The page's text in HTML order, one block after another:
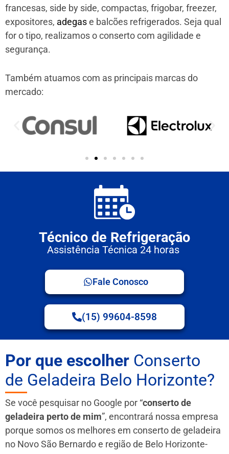
francesas, side by side, compactas, frigobar, freezer,
expositores, adegase balcões refrigerados. Seja qual
for o tipo, realizamos o conserto com agilidade e
segurança.
Também atuamos com as principais marcas do
mercado:
Técnico de Refrigeração
Assistência Técnica 24 horas
Fale Conosco
(15) 99604-8598
Por que escolher Conserto
de Geladeira Belo Horizonte?
Se você pesquisar no Google por “conserto de
geladeira perto de mim”, encontrará nossa empresa
porque somos os melhores em conserto de geladeira
no Novo São Bernardo e região de Belo Horizonte-